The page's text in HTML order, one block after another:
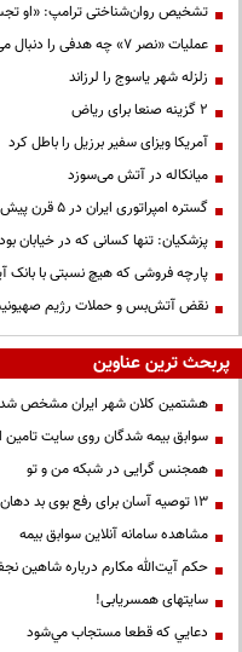
تشخیص روان‌شناختی ترامپ: «او
عملیات «نصر ۷» چه هدفی را دنبال می‌کرد؟
زلزله شهر یاسوج را لرزاند
۲ گزینه صنعا برای ریاض
آمریکا ویزای سفیر برزیل را باطل کرد
میانکاله در آتش می‌سوزد
گستره امپراتوری ایران در ۵ قرن پیش از میلاد؛ تصویری از ایران ۲۵ قرن پیش
پزشکیان: تنها کسانی که در خیابان
پارچه فروشی که هیچ نسبتی با بانک
نقض آتش‌بس و حملات رژیم
پربحث ترین عناوین
هشتمین کلان شهر ایران مشخص شد
سوابق بیمه شدگان روی سایت تامین
همجنس گرایی در شبکه من و تو
13 توصیه آسان برای رفع بوی بد دهان
مشاهده سامانه آنلاين سوابق بیمه
حكم آيت‌الله مكارم درباره شاهين
سایتهای همسریابی!
دعايي كه قطعا مستجاب مي‌شود